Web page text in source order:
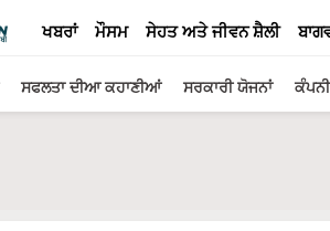
ਖਬਰਾਂ ਮੌਸਮ ਸੇਹਤ ਅਤੇ ਜੀਵਨ ਸ਼ੈਲੀ
ਸਫਲਤਾ ਦੀਆ ਕਹਾਣੀਆਂ ਸਰਕਾਰੀ ਯੋਜਨਾਂ